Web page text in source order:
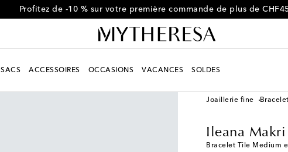
Profitez de -10 % sur votre première commande de plus de
SACS ACCESSOIRES OCCASIONS VACANCES SOLDES
Joaillerie fine
Ileana Makri
Bracelet Tile Medium